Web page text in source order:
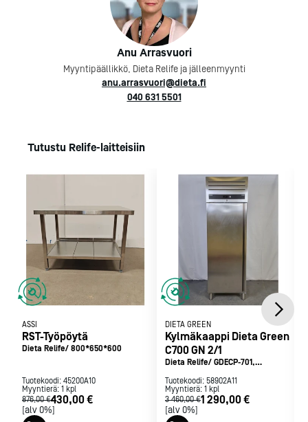
Anu Arrasvuori
Myyntipäällikkö, Dieta Relife ja jälleenmyynti
anu.arrasvuori@dieta.fi
040 631 5501
Tutustu Relife-laitteisiin
ASSI
RST-Työpöytä
Dieta Relife/ 800*650*600
Tuotekoodi: 45200A10
Myyntierä: 1 kpl
876,00 €430,00 €
[alv 0%]
DIETA GREEN
Kylmäkaappi Dieta Green
C700 GN 2/1
Dieta Relife/ GDECP-701,
Tuotekoodi: 58902A11
Myyntierä: 1 kpl
3 460,00 €1 290,00 €
[alv 0%]